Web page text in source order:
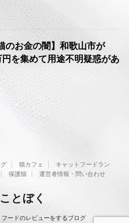
のお金の闇】和歌山市が
を集めて用途不明疑惑があ
猫カフェ
キャットフードラン
保護猫 運営者情報・問い合わせ
とぼく
ードのレビューをするブログ